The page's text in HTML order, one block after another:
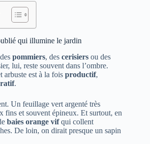
qui illumine le jardin
pommiers, des cerisiers ou des
lui, reste souvent dans l’ombre.
arbuste est à la fois productif,
.
Un feuillage vert argenté très
fins et souvent épineux. Et surtout, en
baies orange vifqui collent
De loin, on dirait presque un sapin